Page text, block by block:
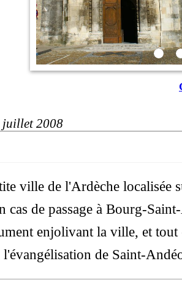
juillet 2008
ville de l'Ardèche localisée
cas de passage à Bourg-
enjolivant la ville, et
l'évangélisation de Saint-